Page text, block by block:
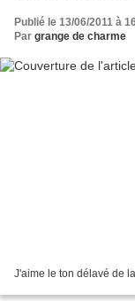
Publié le 13/06/2011 à
Par grange de charme
J'aime le ton délavé de